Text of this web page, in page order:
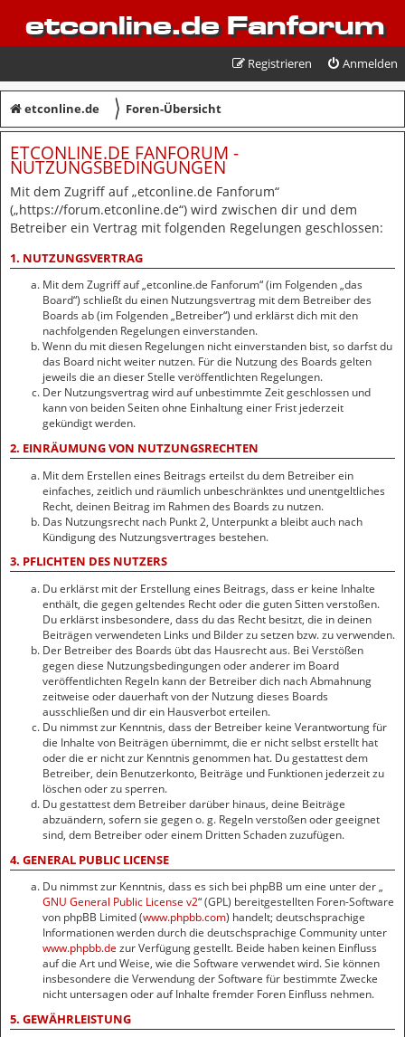
etconline.de Fanforum
Anmelden
Registrieren
etconline.de 〉 Foren-Übersicht
ETCONLINE.DE FANFORUM -
NUTZUNGSBEDINGUNGEN
Mit dem Zugriff auf „etconline.de Fanforum“
(„https://forum.etconline.de“) wird zwischen dir und dem
Betreiber ein Vertrag mit folgenden Regelungen geschlossen:
1. NUTZUNGSVERTRAG
Mit dem Zugriff auf „etconline.de Fanforum“ (im Folgenden „das
Board“) schließt du einen Nutzungsvertrag mit dem Betreiber des
Boards ab (im Folgenden „Betreiber“) und erklärst dich mit den
nachfolgenden Regelungen einverstanden.
Wenn du mit diesen Regelungen nicht einverstanden bist, so darfst du
das Board nicht weiter nutzen. Für die Nutzung des Boards gelten
jeweils die an dieser Stelle veröffentlichten Regelungen.
Der Nutzungsvertrag wird auf unbestimmte Zeit geschlossen und
kann von beiden Seiten ohne Einhaltung einer Frist jederzeit
gekündigt werden.
2. EINRÄUMUNG VON NUTZUNGSRECHTEN
Mit dem Erstellen eines Beitrags erteilst du dem Betreiber ein
einfaches, zeitlich und räumlich unbeschränktes und unentgeltliches
Recht, deinen Beitrag im Rahmen des Boards zu nutzen.
Das Nutzungsrecht nach Punkt 2, Unterpunkt a bleibt auch nach
Kündigung des Nutzungsvertrages bestehen.
3. PFLICHTEN DES NUTZERS
Du erklärst mit der Erstellung eines Beitrags, dass er keine Inhalte
enthält, die gegen geltendes Recht oder die guten Sitten verstoßen.
Du erklärst insbesondere, dass du das Recht besitzt, die in deinen
Beiträgen verwendeten Links und Bilder zu setzen bzw. zu verwenden.
Der Betreiber des Boards übt das Hausrecht aus. Bei Verstößen
gegen diese Nutzungsbedingungen oder anderer im Board
veröffentlichten Regeln kann der Betreiber dich nach Abmahnung
zeitweise oder dauerhaft von der Nutzung dieses Boards
ausschließen und dir ein Hausverbot erteilen.
Du nimmst zur Kenntnis, dass der Betreiber keine Verantwortung für
die Inhalte von Beiträgen übernimmt, die er nicht selbst erstellt hat
oder die er nicht zur Kenntnis genommen hat. Du gestattest dem
Betreiber, dein Benutzerkonto, Beiträge und Funktionen jederzeit zu
löschen oder zu sperren.
Du gestattest dem Betreiber darüber hinaus, deine Beiträge
abzuändern, sofern sie gegen o. g. Regeln verstoßen oder geeignet
sind, dem Betreiber oder einem Dritten Schaden zuzufügen.
4. GENERAL PUBLIC LICENSE
Du nimmst zur Kenntnis, dass es sich bei phpBB um eine unter der „
GNU General Public License v2“ (GPL) bereitgestellten Foren-Software
von phpBB Limited (www.phpbb.com) handelt; deutschsprachige
Informationen werden durch die deutschsprachige Community unter
www.phpbb.de zur Verfügung gestellt. Beide haben keinen Einfluss
auf die Art und Weise, wie die Software verwendet wird. Sie können
insbesondere die Verwendung der Software für bestimmte Zwecke
nicht untersagen oder auf Inhalte fremder Foren Einfluss nehmen.
5. GEWÄHRLEISTUNG